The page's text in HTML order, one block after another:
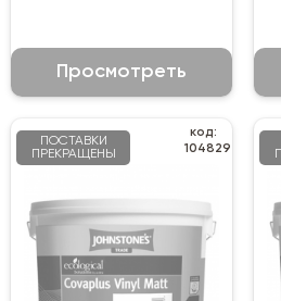
Просмотреть
ПОСТАВКИ
ПРЕКРАЩЕНЫ
код:
104829